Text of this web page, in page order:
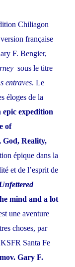
Chiliagon
française
F. Bengier,
sous le titre
entraves. Le
éloges de la
expedition
of
God, Reality,
épique dans la
et de l’esprit de
Unfettered
mind and a lot
une aventure
choses, par
Santa Fe
Gary F.